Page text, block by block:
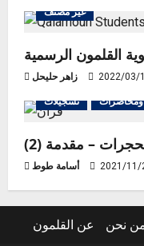
غير مصنف
القلمون الرسمية
زاهر حليحل 2022/03/
تسجيلات
– مقدمة (2)
أسامة طوط 2021/11/
عن القلمون نحن